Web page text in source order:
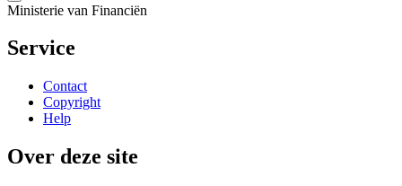
Ministerie van Financiën
Service
Contact
Copyright
Help
Over deze site